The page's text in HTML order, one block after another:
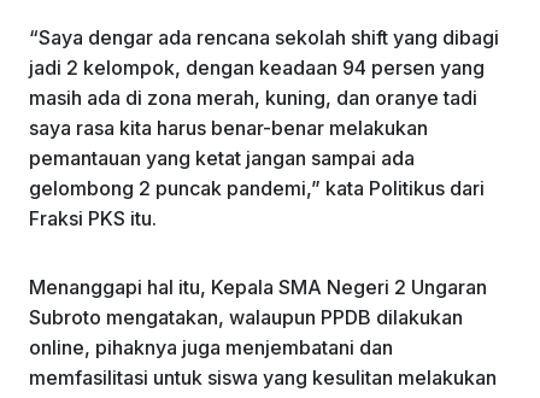
“Saya dengar ada rencana sekolah shift yang dibagi
jadi 2 kelompok, dengan keadaan 94 persen yang
masih ada di zona merah, kuning, dan oranye tadi
saya rasa kita harus benar-benar melakukan
pemantauan yang ketat jangan sampai ada
gelombong 2 puncak pandemi,” kata Politikus dari
Fraksi PKS itu.
Menanggapi hal itu, Kepala SMA Negeri 2 Ungaran
Subroto mengatakan, walaupun PPDB dilakukan
online, pihaknya juga menjembatani dan
memfasilitasi untuk siswa yang kesulitan melakukan